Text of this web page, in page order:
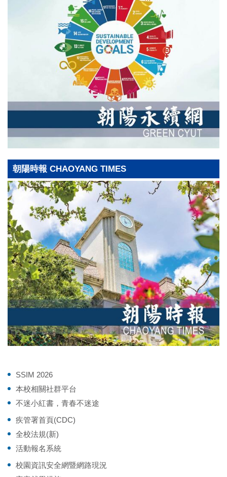
朝陽時報 CHAOYANG TIMES
SSIM 2026
本校相關社群平台
不迷小紅書，青春不迷途
疾管署首頁(CDC)
全校法規(新)
活動報名系統
校園資訊安全網暨網路現況